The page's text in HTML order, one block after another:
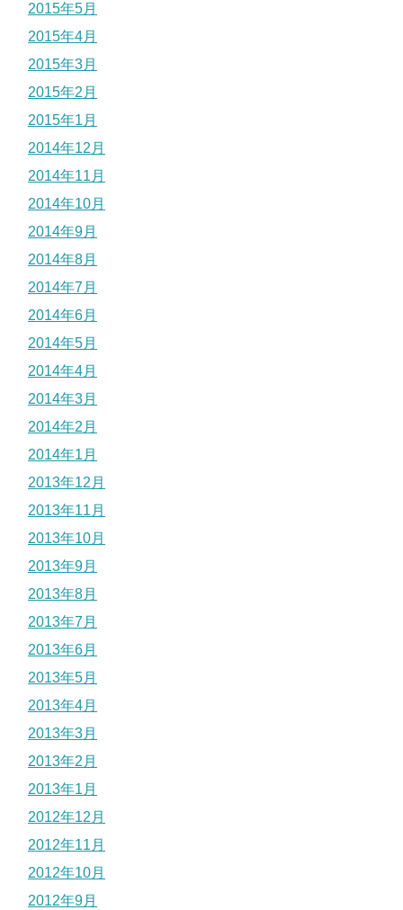
2015年5月
2015年4月
2015年3月
2015年2月
2015年1月
2014年12月
2014年11月
2014年10月
2014年9月
2014年8月
2014年7月
2014年6月
2014年5月
2014年4月
2014年3月
2014年2月
2014年1月
2013年12月
2013年11月
2013年10月
2013年9月
2013年8月
2013年7月
2013年6月
2013年5月
2013年4月
2013年3月
2013年2月
2013年1月
2012年12月
2012年11月
2012年10月
2012年9月